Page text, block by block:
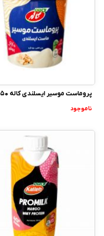
پروماست موسیر ایسلندی کاله 750 گرم
ناموجود